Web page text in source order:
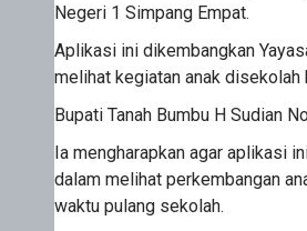
Negeri 1 Simpang Empat.
Aplikasi ini dikembangkan
melihat kegiatan anak disekolah
Bupati Tanah Bumbu H Sudian
Ia mengharapkan agar aplikasi
dalam melihat perkembangan
waktu pulang sekolah.